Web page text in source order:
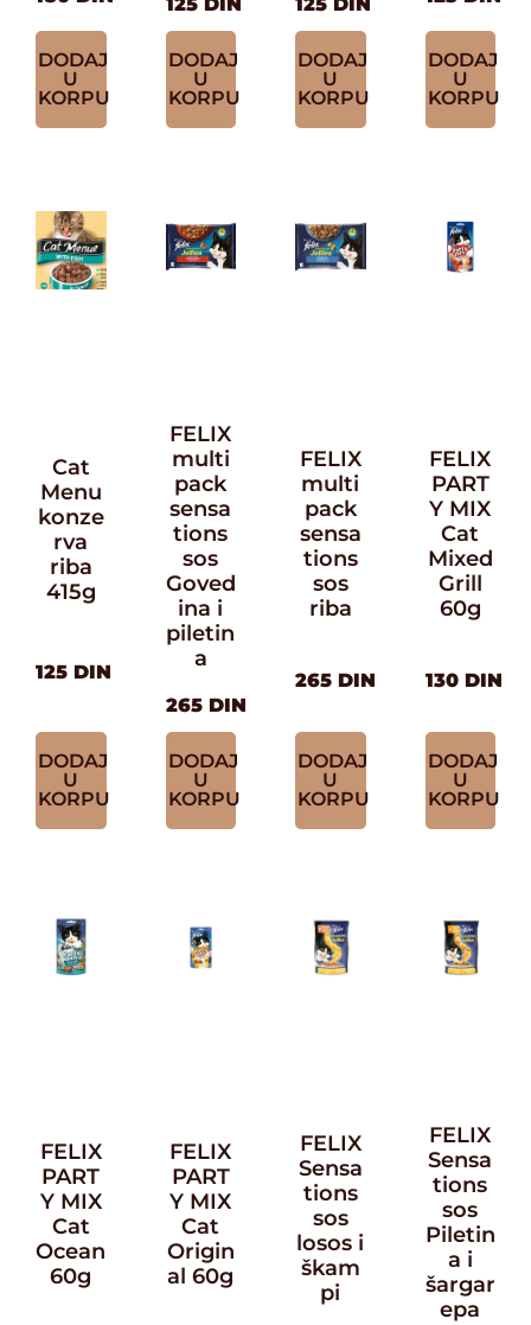
DODAJ
U
KORPU
DODAJ
U
KORPU
DODAJ
U
KORPU
DODAJ
U
KORPU
Cat
Menu
konze
rva
riba
415g
125 DIN
DODAJ
U
KORPU
FELIX
multi
pack
sensa
tions
sos
Goved
ina i
piletin
a
265 DIN
DODAJ
U
KORPU
FELIX
multi
pack
sensa
tions
sos
riba
265 DIN
DODAJ
U
KORPU
FELIX
PART
Y MIX
Cat
Mixed
Grill
60g
130 DIN
DODAJ
U
KORPU
FELIX
PART
Y MIX
Cat
Ocean
60g
FELIX
PART
Y MIX
Cat
Origin
al 60g
FELIX
Sensa
tions
sos
losos i
škam
pi
FELIX
Sensa
tions
sos
Piletin
a i
šargar
epa